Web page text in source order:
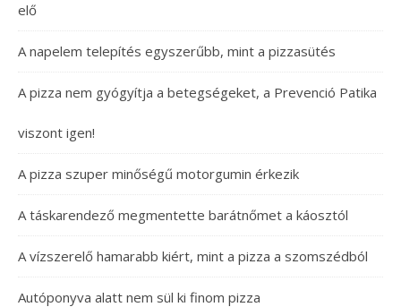
elő
A napelem telepítés egyszerűbb, mint a pizzasütés
A pizza nem gyógyítja a betegségeket, a Prevenció Patika
viszont igen!
A pizza szuper minőségű motorgumin érkezik
A táskarendező megmentette barátnőmet a káosztól
A vízszerelő hamarabb kiért, mint a pizza a szomszédból
Autóponyva alatt nem sül ki finom pizza